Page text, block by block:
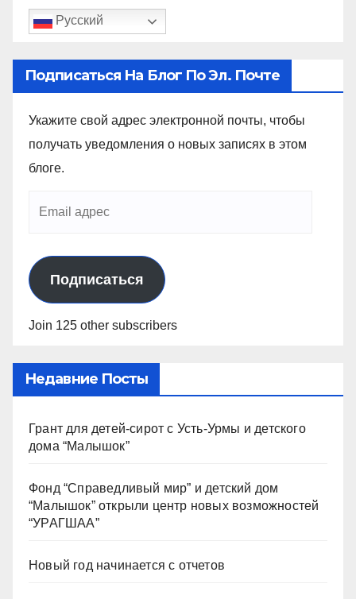
Русский
Подписаться На Блог По Эл. Почте
Укажите свой адрес электронной почты, чтобы
получать уведомления о новых записях в этом
блоге.
Подписаться
Join 125 other subscribers
Недавние Посты
Грант для детей-сирот с Усть-Урмы и детского
дома “Малышок”
Фонд “Справедливый мир” и детский дом
“Малышок” открыли центр новых возможностей
“УРАГШАА”
Новый год начинается с отчетов